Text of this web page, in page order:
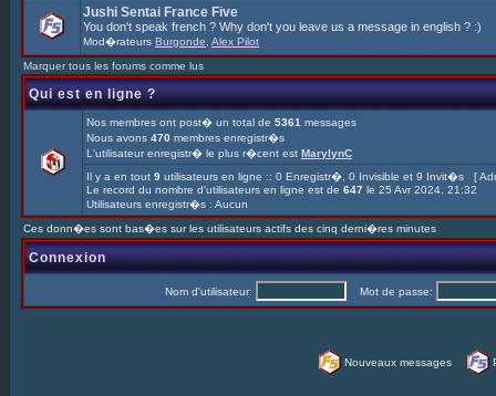
Jushi Sentai France Five
You don't speak french ? Why don't you leave us a message in english ? :)
Mod�rateurs Burgonde Alex Pilot
Marquer tous les forums comme lus
Qui est en ligne ?
Nos membres ont post� un total de 5361 messages
Nous avons 470 membres enregistr�s
L'utilisateur enregistr� le plus r�cent est MarylynC
Il y a en tout 9 utilisateurs en ligne :: 0 Enregistr�, 0 Invisible et 9 Invit�s [
Le record du nombre d'utilisateurs en ligne est de 647 le 25 Avr 2024, 21:32
Utilisateurs enregistr�s : Aucun
Ces donn�es sont bas�es sur les utilisateurs actifs des cinq derni�res minutes
Connexion
Nom d'utilisateur: Mot de passe:
Nouveaux messages